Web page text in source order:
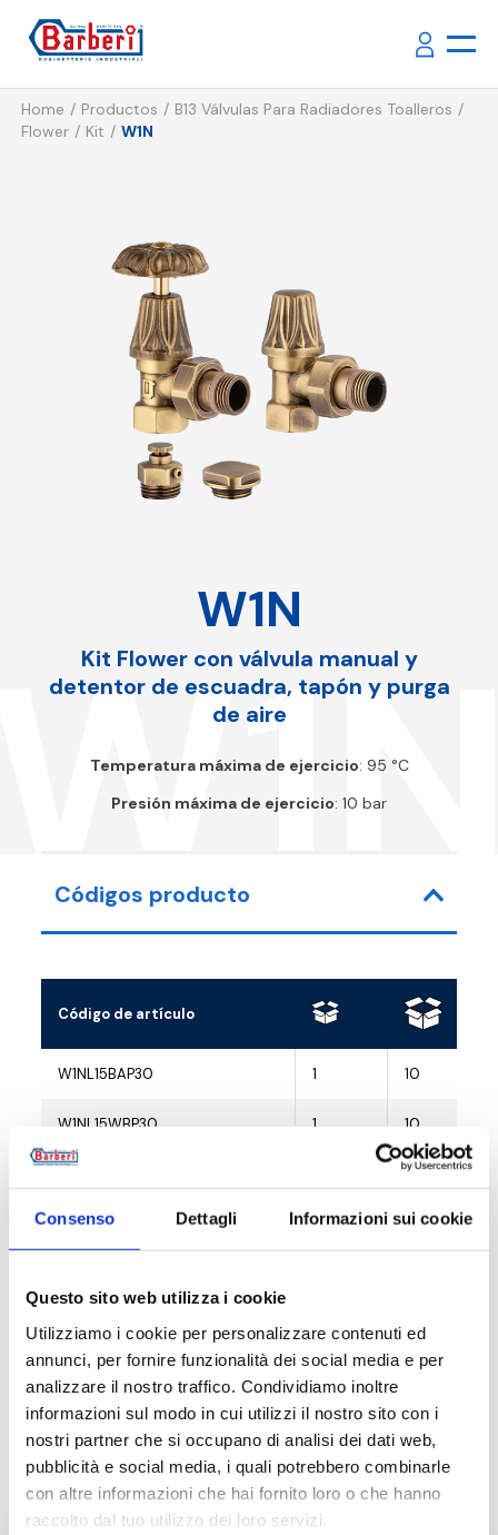
Consenso Dettagli Informazioni sui cookie
Questo sito web utilizza i cookie
Utilizziamo i cookie per personalizzare contenuti ed
annunci, per fornire funzionalità dei social media e per
analizzare il nostro traffico. Condividiamo inoltre
informazioni sul modo in cui utilizzi il nostro sito con i
nostri partner che si occupano di analisi dei dati web,
pubblicità e social media, i quali potrebbero combinarle
con altre informazioni che hai fornito loro o che hanno
raccolto dal tuo utilizzo dei loro servizi.
Home Productos
B13 Válvulas Para Radiadores Toalleros
Flower
Kit W1N
W1N
Kit Flower con válvula manual y
detentor de escuadra, tapón y purga
de aire
Temperatura máxima de ejercicio: 95 °C
Presión máxima de ejercicio: 10 bar
Códigos producto
Código de artículo
W1NL15BAP30 1 10
W1NL15WBP30 1 10
10
Descripción
Documentación
Pieza de repuesto